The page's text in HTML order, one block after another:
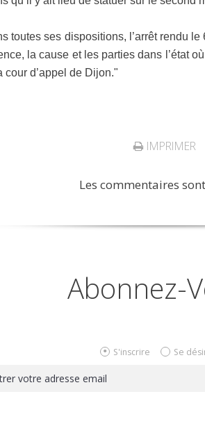
toutes ses dispositions, l’arrêt rendu
la cause et les parties dans l’état
d’appel de Dijon."
IMPRIMER
Les commentaires
Abonnez-
S'inscrire Se